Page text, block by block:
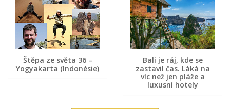
Štěpa ze světa 36 –
Yogyakarta (Indonésie)
Bali je ráj, kde se
zastavil čas. Láká na
víc než jen pláže a
luxusní hotely